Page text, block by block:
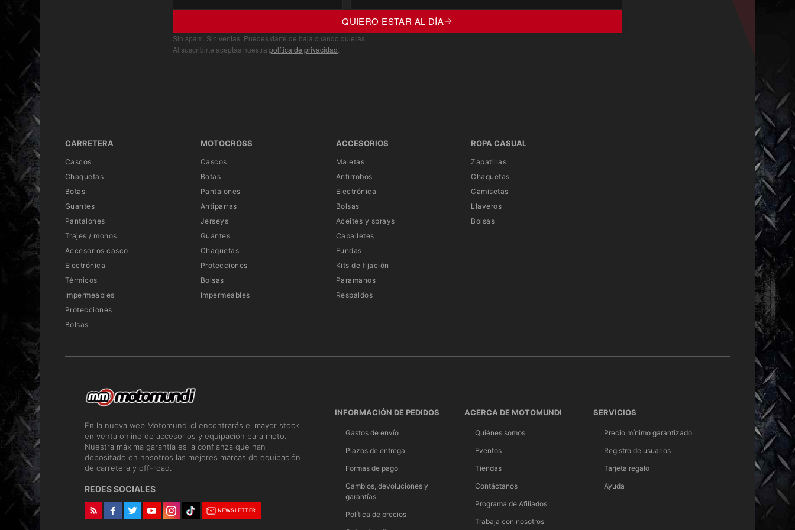
Para alcanzar el encaje perfecto, se debe ser preciso. Usamos hasta 28 parámetros de medida para que tu mono
de piel no tenga defectos. Las medidas las tomamos en persona, lo hacen nuestros especialistas; o por medio de
una vídeollamada guiada cuando te vaya bien.
QUIERO ESTAR AL DÍA
Sin spam. Sin ventas. Puedes darte de baja cuando quieras.
Al suscribirte aceptas nuestra política de privacidad
CARRETERA
Cascos
Chaquetas
Botas
Guantes
Pantalones
Trajes / monos
Accesorios casco
Electrónica
Térmicos
Impermeables
Protecciones
Bolsas
MOTOCROSS
Cascos
Botas
Pantalones
Antiparras
Jerseys
Guantes
Chaquetas
Protecciones
Bolsas
Impermeables
ACCESORIOS
Maletas
Antirrobos
Electrónica
Bolsas
Aceites y sprays
Caballetes
Fundas
Kits de fijación
Paramanos
Respaldos
ROPA CASUAL
Zapatillas
Chaquetas
Camisetas
Llaveros
Bolsas
En la nueva web Motomundi.cl encontrarás el mayor stock
en venta online de accesorios y equipación para moto.
Nuestra máxima garantía es la confianza que han
depositado en nosotros las mejores marcas de equipación
de carretera y off-road.
REDES SOCIALES
NEWSLETTER
INFORMACIÓN DE PEDIDOS
Gastos de envío
Plazos de entrega
Formas de pago
Cambios, devoluciones y
garantías
Política de precios
ACERCA DE MOTOMUNDI
Quiénes somos
Eventos
Tiendas
Contáctanos
Programa de Afiliados
Trabaja con nosotros
SERVICIOS
Precio mínimo garantizado
Registro de usuarios
Tarjeta regalo
Ayuda